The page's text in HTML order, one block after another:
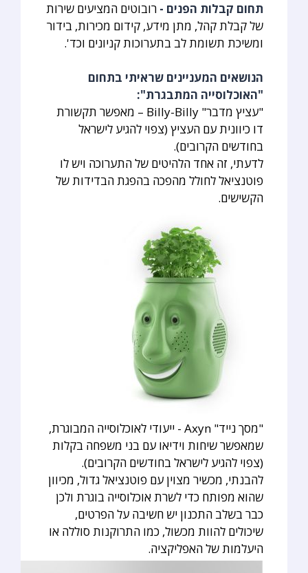
תחום קבלות הפנים - רובוטים המציעים שירות
של קבלת קהל, מתן מידע, קידום מכירות, בידור
ומשיכת תשומת לב בתערוכות קניונים וכד'.
הנושאים המעניינים שראיתי בתחום
"האוכלוסייה המתבגרת":
"עציץ מדבר" Billy-Billy – מאפשר תקשורת
דו כיוונית עם העציץ (צפוי להגיע לישראל
בחודשים הקרובים).
לדעתי, זה אחד הלהיטים של התערוכה ויש לו
פוטנציאל לחולל מהפכה בהפגת הבדידות של
הקשישים.
"מסך נייד" Axyn - ייעודי לאוכלוסייה המבוגרת,
שמאפשר שיחות וידיאו עם בני משפחה בקלות
(צפוי להגיע לישראל בחודשים הקרובים).
להבנתי, מכשיר מצוין עם פוטנציאל גדול, מכיוון
שהוא מפותח כדי לשרת אוכלוסייה בוגרת ולכן
כבר בשלב התכנון יש חשיבה על הפרטים,
שיכולים להוות מכשול, כמו התרוקנות סוללה או
היעלמות של האפליקציה.